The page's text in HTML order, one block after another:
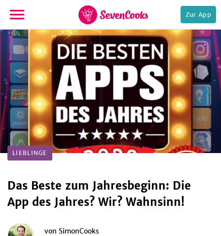
zur
Startseite
Zur App
LIEBLINGE
Das Beste zum Jahresbeginn: Die
App des Jahres? Wir? Wahnsinn!
von SimonCooks